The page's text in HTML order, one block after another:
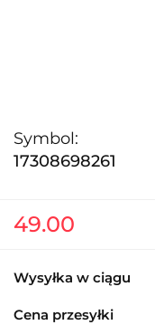
Symbol:
17308698261
49.00
Wysyłka w ciągu
Cena przesyłki